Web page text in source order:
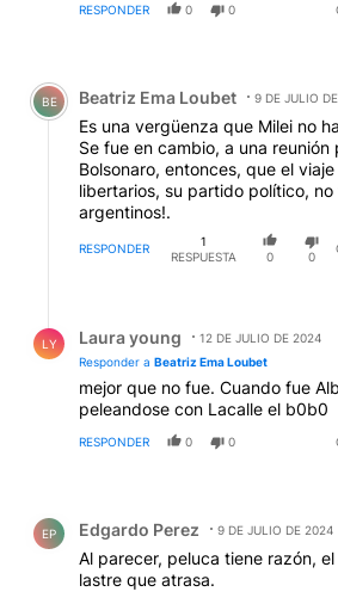
RESPONDER 0 0
Comentario de Beatriz Ema Loubet.
BE Beatriz Ema Loubet 9 DE JULIO
Es una vergüenza que Milei no
Se fue en cambio, a una
Bolsonaro, entonces, que el
libertarios, su partido político, no
argentinos!.
RESPONDER
1
RESPUESTA
0 0
LY Laura young
12 DE JULIO DE 2024
Responder a Beatriz Ema Loubet
mejor que no fue. Cuando fue
peleandose con Lacalle el b0b0
RESPONDER 0 0
EP Edgardo Perez 9 DE JULIO DE 2024
Al parecer, peluca tiene razón,
lastre que atrasa.